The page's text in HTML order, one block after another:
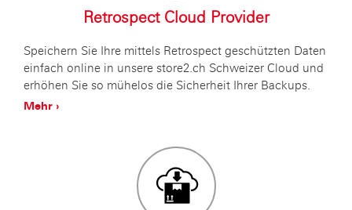
Re­tro­s­pect Cloud Pro­vi­der
Spei­chern Sie Ihre mit­tels Re­tro­s­pect ge­schütz­ten Daten
ein­fach on­line in un­se­re store2.ch Schwei­zer Cloud und
er­hö­hen Sie so mü­he­los die Si­cher­heit Ihrer Back­ups.
Mehr ›